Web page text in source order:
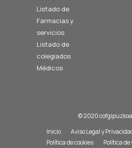
Listado de
Farmacias y
servicios
Listado de
colegiados
Médicos
© 2020
Inicio
Aviso Legal y
Política de cookies
Política